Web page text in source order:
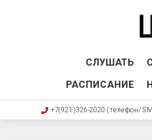
СЛУШАТЬ
РАСПИСАНИЕ
+7(921)326-2020 (телефон/